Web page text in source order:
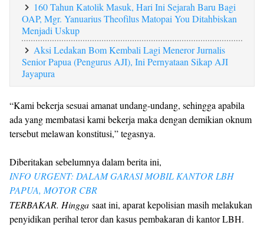
160 Tahun Katolik Masuk, Hari Ini Sejarah Baru Bagi
OAP, Mgr. Yanuarius Theofilus Matopai You Ditahbiskan
Menjadi Uskup
Aksi Ledakan Bom Kembali Lagi Meneror Jurnalis
Senior Papua (Pengurus AJI), Ini Pernyataan Sikap AJI
Jayapura
“Kami bekerja sesuai amanat undang-undang, sehingga apabila
ada yang membatasi kami bekerja maka dengan demikian oknum
tersebut melawan konstitusi,” tegasnya.
Diberitakan sebelumnya dalam berita ini,
INFO URGENT: DALAM GARASI MOBIL KANTOR LBH
PAPUA, MOTOR CBR
TERBAKAR. Hingga saat ini, aparat kepolisian masih melakukan
penyidikan perihal teror dan kasus pembakaran di kantor LBH.